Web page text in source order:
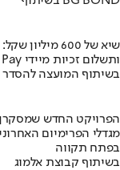
שיא של 600 מיליון שקל: הטוטו עושה מהפיכה
יחסי הימור משופרים, הפקדות ב-Apple Pay ותשלום זכיות מיידי
בשיתוף המועצה להסדר
הפרויקט החדש
בפתח תקווה
בשיתוף קבוצת אלמוג